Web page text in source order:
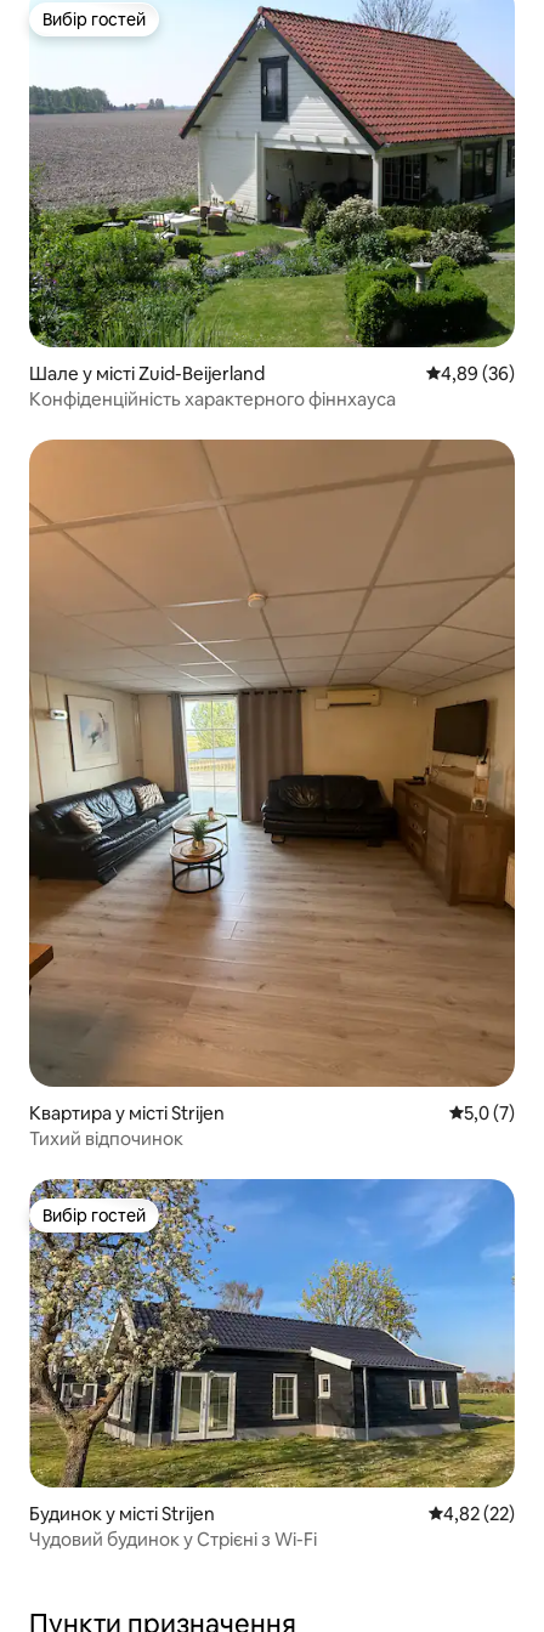
Вибір гостей
Вибір гостей
Шале у місті Zuid-Beijerland Середня
4,89 (36)
Конфіденційність характерного фіннхауса
Квартира у місті Strijen Середня
5,0 (7)
Тихий відпочинок
Вибір гостей
Вибір гостей
Будинок у місті Strijen Середня
4,82 (22)
Чудовий будинок у Стрієні з Wi-Fi
Пункти призначення